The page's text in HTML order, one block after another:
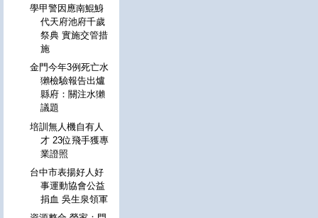
學甲警因應南鯤鯓
代天府池府千歲
祭典 實施交管措
施
金門今年3例死亡水
獺檢驗報告出爐
縣府：關注水獺
議題
培訓無人機自有人
才 23位飛手獲專
業證照
台中市表揚好人好
事運動協會公益
捐血 吳生泉領軍